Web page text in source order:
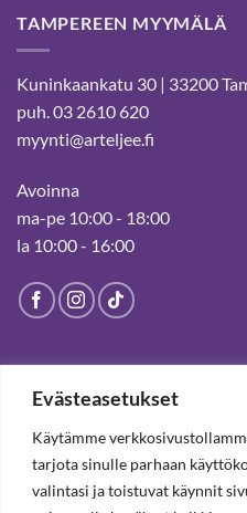
Evästeasetukset
Käytämme
tarjota sinulle parhaan
valintasi ja toistuvat käynnit
TAMPEREEN MYYMÄLÄ
Kuninkaankatu 30 | 33200
puh. 03 2610 620
myynti@arteljee.fi
Avoinna
ma-pe 10:00 - 18:00
la 10:00 - 16:00
Suljettu pysyvästi 19.7.2025